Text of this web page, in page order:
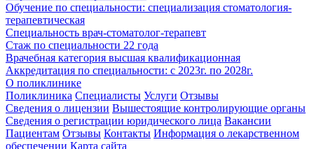
Обучение по специальности: специализация стоматология-
терапевтическая
Специальность врач-стоматолог-терапевт
Стаж по специальности 22 года
Врачебная категория высшая квалификационная
Аккредитация по специальности: с 2023г. по 2028г.
О поликлинике
Поликлиника Специалисты Услуги Отзывы
Сведения о лицензии Вышестоящие контролирующие органы
Сведения о регистрации юридического лица Вакансии
Пациентам Отзывы Контакты Информация о лекарственном
обеспечении Карта сайта